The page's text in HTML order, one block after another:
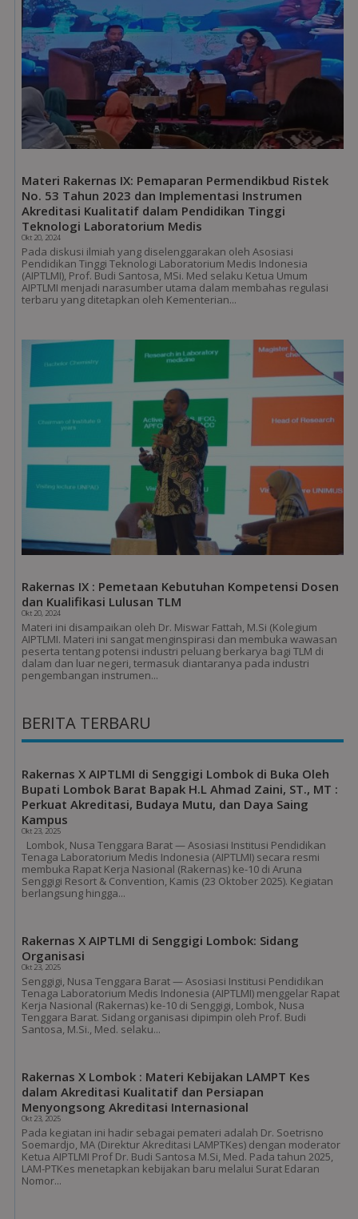
Materi Rakernas IX: Pemaparan Permendikbud Ristek
No. 53 Tahun 2023 dan Implementasi Instrumen
Akreditasi Kualitatif dalam Pendidikan Tinggi
Teknologi Laboratorium Medis
Okt 20, 2024
Pada diskusi ilmiah yang diselenggarakan oleh Asosiasi
Pendidikan Tinggi Teknologi Laboratorium Medis Indonesia
(AIPTLMI), Prof. Budi Santosa, MSi. Med selaku Ketua Umum
AIPTLMI menjadi narasumber utama dalam membahas regulasi
terbaru yang ditetapkan oleh Kementerian...
Rakernas IX : Pemetaan Kebutuhan Kompetensi Dosen
dan Kualifikasi Lulusan TLM
Okt 20, 2024
Materi ini disampaikan oleh Dr. Miswar Fattah, M.Si (Kolegium
AIPTLMI. Materi ini sangat menginspirasi dan membuka wawasan
peserta tentang potensi industri peluang berkarya bagi TLM di
dalam dan luar negeri, termasuk diantaranya pada industri
pengembangan instrumen...
BERITA TERBARU
Rakernas X AIPTLMI di Senggigi Lombok di Buka Oleh
Bupati Lombok Barat Bapak H.L Ahmad Zaini, ST., MT :
Perkuat Akreditasi, Budaya Mutu, dan Daya Saing
Kampus
Okt 23, 2025
Lombok, Nusa Tenggara Barat — Asosiasi Institusi Pendidikan
Tenaga Laboratorium Medis Indonesia (AIPTLMI) secara resmi
membuka Rapat Kerja Nasional (Rakernas) ke-10 di Aruna
Senggigi Resort & Convention, Kamis (23 Oktober 2025). Kegiatan
berlangsung hingga...
Rakernas X AIPTLMI di Senggigi Lombok: Sidang
Organisasi
Okt 23, 2025
Senggigi, Nusa Tenggara Barat — Asosiasi Institusi Pendidikan
Tenaga Laboratorium Medis Indonesia (AIPTLMI) menggelar Rapat
Kerja Nasional (Rakernas) ke-10 di Senggigi, Lombok, Nusa
Tenggara Barat. Sidang organisasi dipimpin oleh Prof. Budi
Santosa, M.Si., Med. selaku...
Rakernas X Lombok : Materi Kebijakan LAMPT Kes
dalam Akreditasi Kualitatif dan Persiapan
Menyongsong Akreditasi Internasional
Okt 23, 2025
Pada kegiatan ini hadir sebagai pemateri adalah Dr. Soetrisno
Soemardjo, MA (Direktur Akreditasi LAMPTKes) dengan moderator
Ketua AIPTLMI Prof Dr. Budi Santosa M.Si, Med. Pada tahun 2025,
LAM-PTKes menetapkan kebijakan baru melalui Surat Edaran
Nomor...